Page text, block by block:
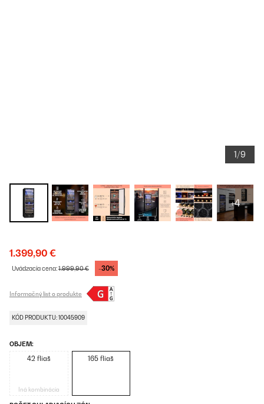
1/9
+4
1.399,90 €
Uvádzacia cena:1.999,90 € -30%
Informačný list o produkte
KÓD PRODUKTU: 10045909
OBJEM:
42 fliaš
Iná kombinácia
165 fliaš